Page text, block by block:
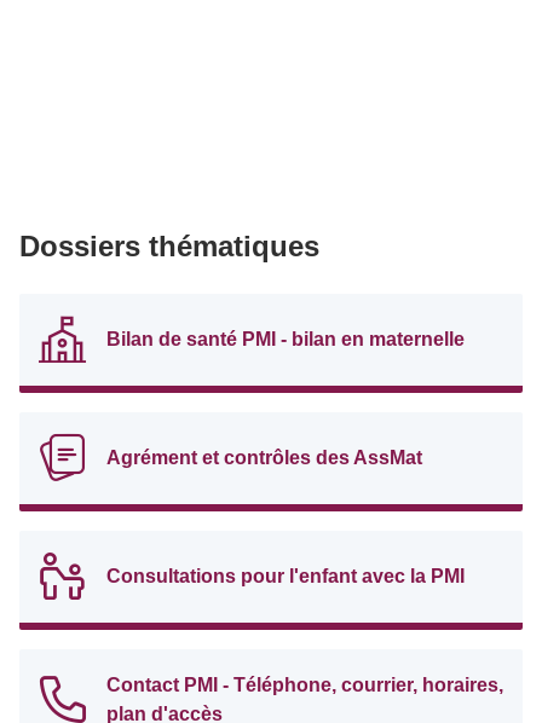
Dossiers thématiques
Bilan de santé PMI - bilan en maternelle
Agrément et contrôles des AssMat
Consultations pour l'enfant avec la PMI
Contact PMI - Téléphone, courrier, horaires,
plan d'accès